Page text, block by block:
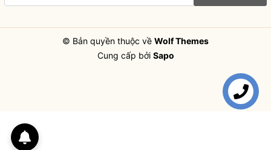
© Bản quyền thuộc về Wolf Themes
Cung cấp bởi Sapo
Liên hệ